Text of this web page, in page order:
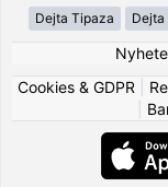
Dejta Tipaza Dejta
Cookies & GDPR